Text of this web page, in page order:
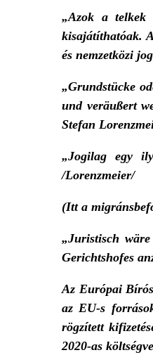
„Azok a telkek
kisajátíthatóak.
és nemzetközi
„Grundstücke
und veräußert
Stefan
„Jogilag egy
/Lorenzmeier/
(Itt a
„Juristisch
Gerichtshofes
Az Európai
az EU-s
rögzített
2020-as